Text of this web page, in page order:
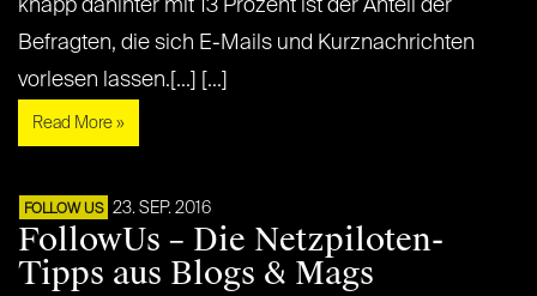
knapp dahinter mit 13 Prozent ist der Anteil der
Befragten, die sich E-Mails und Kurznachrichten
vorlesen lassen.[...] [...]
Read More »
FOLLOW US 23. SEP. 2016
FollowUs – Die Netzpiloten-
Tipps aus Blogs & Mags